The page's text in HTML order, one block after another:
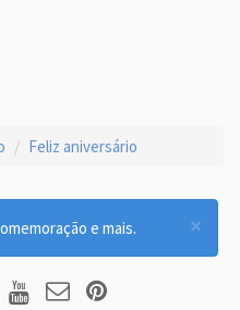
Feliz aniversário
×
e mais.